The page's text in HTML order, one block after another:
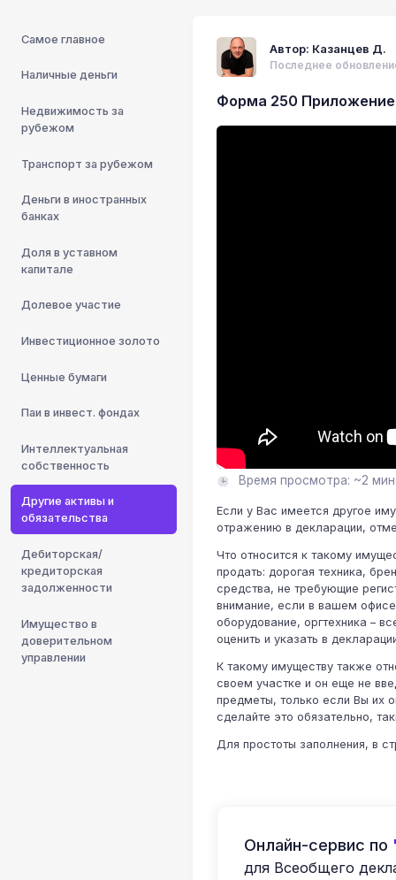
Самое главное
Наличные деньги
Недвижимость за
рубежом
Транспорт за рубежом
Деньги в иностранных
банках
Доля в уставном
капитале
Долевое участие
Инвестиционное золото
Ценные бумаги
Паи в инвест. фондах
Интеллектуальная
собственность
Другие активы и
обязательства
Дебиторская/
кредиторская
задолженности
Имущество в
доверительном
управлении
Автор: Казанцев Д.
Последнее
Форма 250
Время просмотра: ~2
Если у Вас имеется другое
отражению в декларации,
Что относится к такому
продать: дорогая техника,
средства, не требующие
внимание, если в вашем
оборудование, оргтехника –
оценить и указать в
К такому имуществу также
своем участке и он еще не
предметы, только если Вы их
сделайте это обязательно,
Для простоты заполнения, в
Онлайн-сервис по
для Всеобщего